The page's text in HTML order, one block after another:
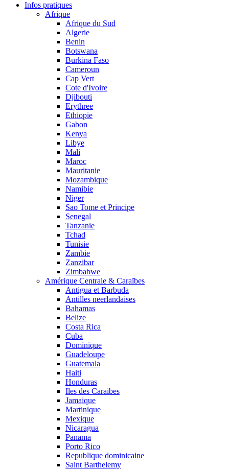
Infos pratiques
Afrique
Afrique du Sud
Algerie
Benin
Botswana
Burkina Faso
Cameroun
Cap Vert
Cote d'Ivoire
Djibouti
Erythree
Ethiopie
Gabon
Kenya
Libye
Mali
Maroc
Mauritanie
Mozambique
Namibie
Niger
Sao Tome et Principe
Senegal
Tanzanie
Tchad
Tunisie
Zambie
Zanzibar
Zimbabwe
Amérique Centrale & Caraïbes
Antigua et Barbuda
Antilles neerlandaises
Bahamas
Belize
Costa Rica
Cuba
Dominique
Guadeloupe
Guatemala
Haiti
Honduras
Iles des Caraibes
Jamaique
Martinique
Mexique
Nicaragua
Panama
Porto Rico
Republique dominicaine
Saint Barthelemy